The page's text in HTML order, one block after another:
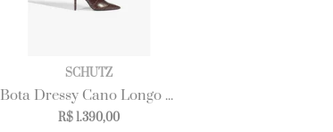
SCHUTZ
Bota Dressy Cano Longo Couro Marrom
R$ 1.390,00